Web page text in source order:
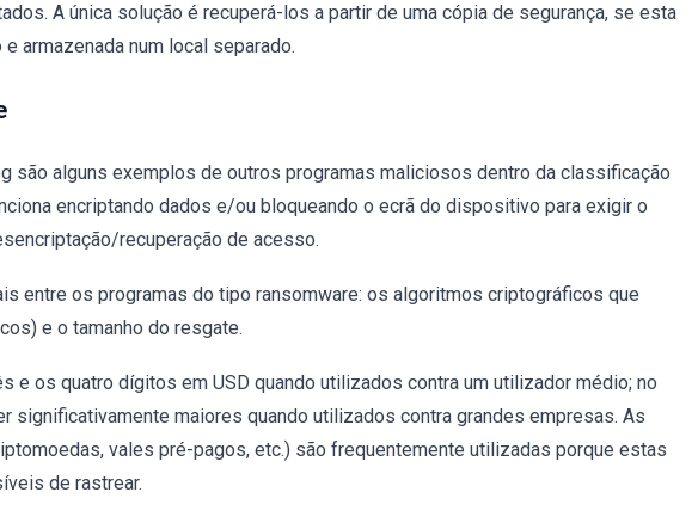
A única solução é recuperá-los a partir de uma cópia de segurança, se esta
armazenada num local separado.
são alguns exemplos de outros programas maliciosos dentro da classificação
encriptando dados e/ou bloqueando o ecrã do dispositivo para exigir o
recuperação de acesso.
entre os programas do tipo ransomware: os algoritmos criptográficos que
e o tamanho do resgate.
e os quatro dígitos em USD quando utilizados contra um utilizador médio; no
significativamente maiores quando utilizados contra grandes empresas. As
vales pré-pagos, etc.) são frequentemente utilizadas porque estas
de rastrear.